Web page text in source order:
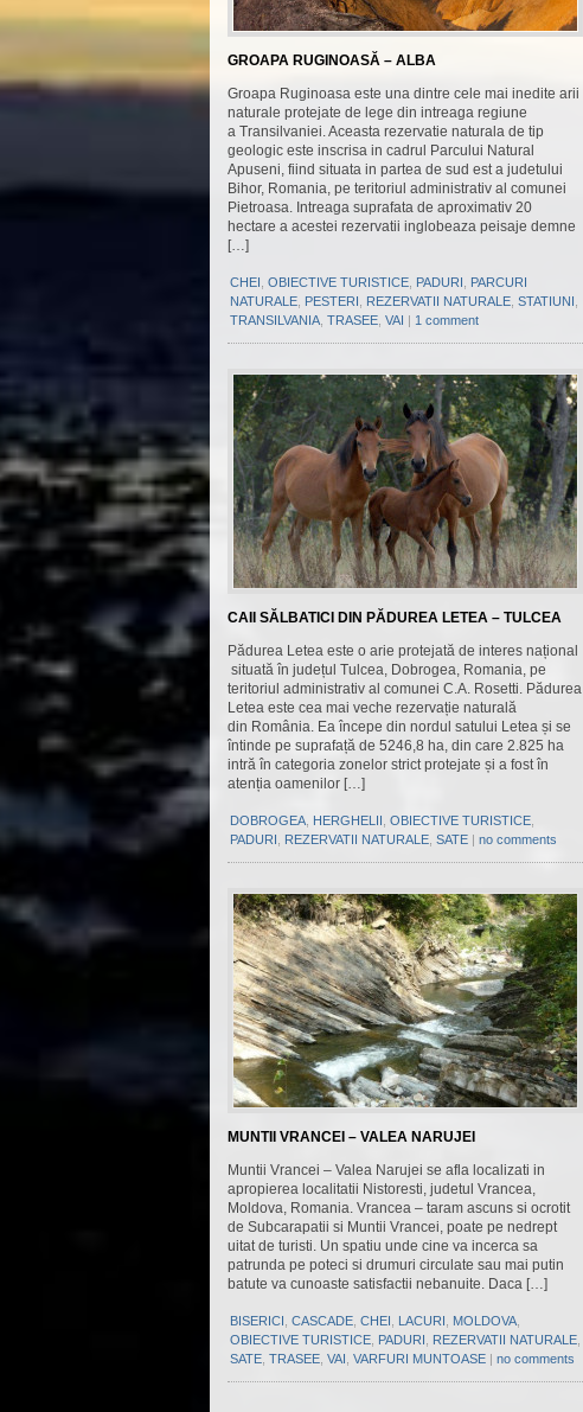
GROAPA RUGINOASĂ – ALBA
Groapa Ruginoasa este una dintre cele mai inedite arii
naturale protejate de lege din intreaga regiune
a Transilvaniei. Aceasta rezervatie naturala de tip
geologic este inscrisa in cadrul Parcului Natural
Apuseni, fiind situata in partea de sud est a judetului
Bihor, Romania, pe teritoriul administrativ al comunei
Pietroasa. Intreaga suprafata de aproximativ 20
hectare a acestei rezervatii inglobeaza peisaje demne
[…]
CHEI OBIECTIVE TURISTICE PADURI
PARCURI
NATURALE PESTERI REZERVATII NATURALE STATIUNI
TRANSILVANIA TRASEE VAI | 1 comment
CAII SĂLBATICI DIN PĂDUREA LETEA – TULCEA
Pădurea Letea este o arie protejată de interes național
situată în județul Tulcea, Dobrogea, Romania, pe
teritoriul administrativ al comunei C.A. Rosetti. Pădurea
Letea este cea mai veche rezervație naturală
din România. Ea începe din nordul satului Letea și se
întinde pe suprafață de 5246,8 ha, din care 2.825 ha
intră în categoria zonelor strict protejate și a fost în
atenția oamenilor […]
DOBROGEA HERGHELII OBIECTIVE TURISTICE
PADURI
REZERVATII NATURALE SATE | no comments
MUNTII VRANCEI – VALEA NARUJEI
Muntii Vrancei – Valea Narujei se afla localizati in
apropierea localitatii Nistoresti, judetul Vrancea,
Moldova, Romania. Vrancea – taram ascuns si ocrotit
de Subcarapatii si Muntii Vrancei, poate pe nedrept
uitat de turisti. Un spatiu unde cine va incerca sa
patrunda pe poteci si drumuri circulate sau mai putin
batute va cunoaste satisfactii nebanuite. Daca […]
BISERICI CASCADE CHEI LACURI MOLDOVA
OBIECTIVE TURISTICE PADURI REZERVATII NATURALE
SATE TRASEE VAI VARFURI MUNTOASE | no comments